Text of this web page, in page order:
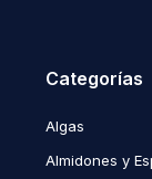
Categorías
Algas
Almidones y